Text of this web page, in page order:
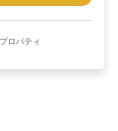
ロパティ